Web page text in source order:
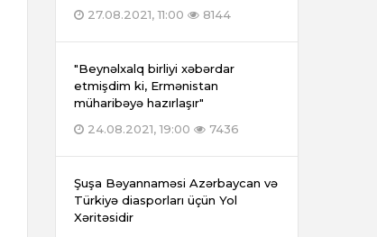
27.08.2021, 11:00
8144
"Beynəlxalq birliyi xəbərdar
etmişdim ki, Ermənistan
müharibəyə hazırlaşır"
24.08.2021, 19:00
7436
Şuşa Bəyannaməsi Azərbaycan və
Türkiyə diasporları üçün Yol
Xəritəsidir